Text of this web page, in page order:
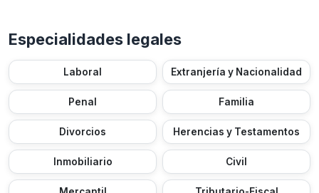
Especialidades legales
Laboral Extranjería y Nacionalidad
Penal Familia
Divorcios Herencias y Testamentos
Inmobiliario Civil